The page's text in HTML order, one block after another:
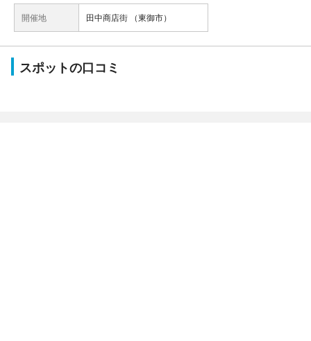
開催地 田中商店街 （東御市）
スポットの口コミ